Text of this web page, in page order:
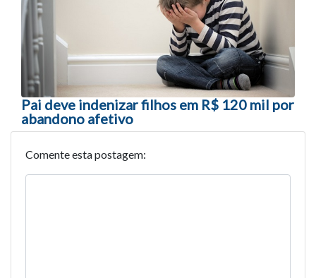
Pai deve indenizar filhos em R$ 120 mil por
abandono afetivo
Comente esta postagem: